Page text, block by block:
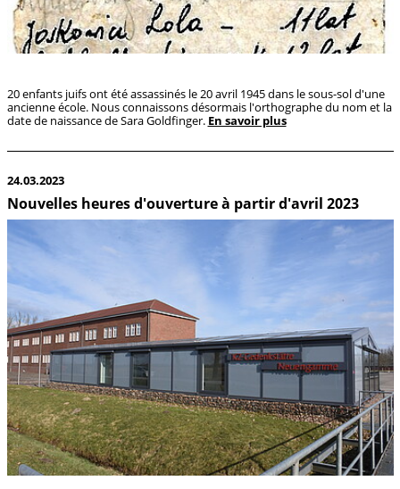
20 enfants juifs ont été assassinés le 20 avril 1945 dans le sous-sol d'une
ancienne école. Nous connaissons désormais l'orthographe du nom et la
date de naissance de Sara Goldfinger. En savoir plus
24.03.2023
Nouvelles heures d'ouverture à partir d'avril 2023